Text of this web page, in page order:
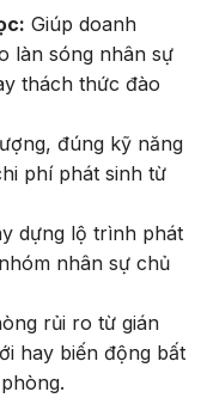
Giúp doanh
làn sóng nhân sự
thách thức đào
đúng kỹ năng
phí phát sinh từ
dựng lộ trình phát
nhân sự chủ
rủi ro từ gián
hay biến động bất